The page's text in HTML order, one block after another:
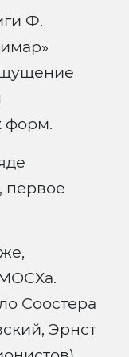
Ф.
форм.
первое
Соостера
Эрнст